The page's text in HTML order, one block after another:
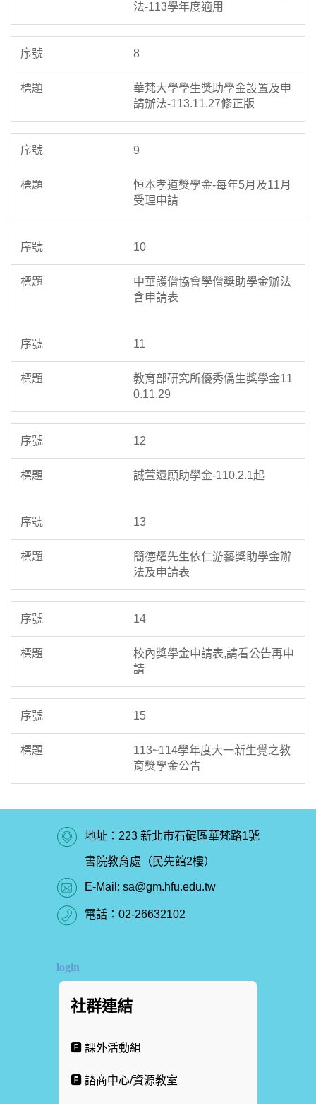
法-113學年度適用
8
華梵大學學生獎助學金設置及申
請辦法-113.11.27修正版
9
恒本孝道獎學金-每年5月及11月
受理申請
10
中華護僧協會學僧奬助學金辦法
含申請表
11
教育部研究所優秀僑生獎學金11
0.11.29
12
誠萱還願助學金-110.2.1起
13
簡德耀先生依仁游藝獎助學金辦
法及申請表
14
校內獎學金申請表,請看公告再申
請
15
113~114學年度大一新生覺之教
育獎學金公告
地址：223 新北市石碇區華梵路1號
書院教育處（民先館2樓）
E-Mail: sa@gm.hfu.edu.tw
電話： 02-26632102
login
社群連結
🅵 課外活動組
🅵 諮商中心/資源教室